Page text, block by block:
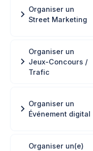
chevron_right Organiser un
Street Marketing
chevron_right
Organiser un
Jeux-Concours /
Trafic
chevron_right Organiser un
Événement digital
Organiser un(e)